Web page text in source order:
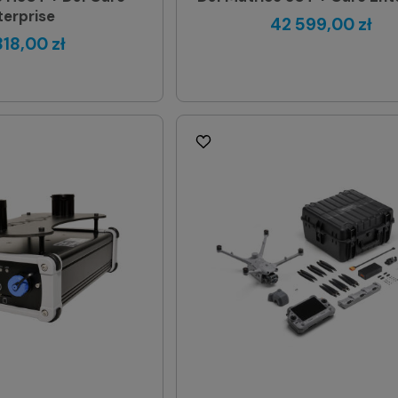
zł
42 599,00 zł